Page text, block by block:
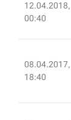
12.04.2018,
00:40
08.04.2017,
18:40